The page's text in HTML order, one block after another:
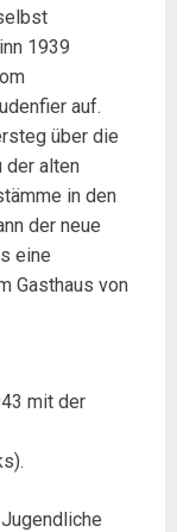
1939
auf.
über die
der alten
in den
der neue
eine
Gasthaus von
mit der